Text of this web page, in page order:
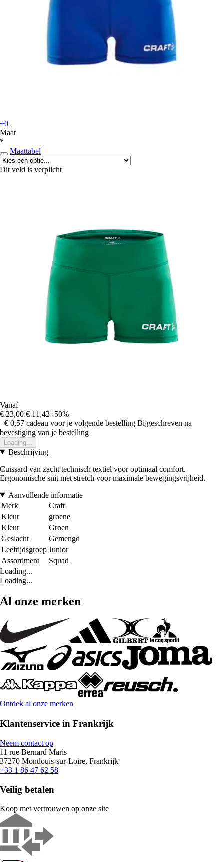
+0
Maat
*
Maattabel
Dit veld is verplicht
Vanaf
€ 23,00 € 11,42 -50%
+€ 0,57 cadeau voor je volgende bestelling Bijgeschreven na
bevestiging van je bestelling
Loading...
Beschrijving
Cuissard van zacht technisch textiel voor optimaal comfort.
Ergonomische snit met stretch voor maximale bewegingsvrijheid.
Aanvullende informatie
Merk
Craft
Kleur
groene
Kleur
Groen
Geslacht
Gemengd
Leeftijdsgroep Junior
Assortiment
Squad
Loading...
Loading...
Al onze merken
Ontdek al onze merken
Klantenservice in Frankrijk
Neem contact op
11 rue Bernard Maris
37270 Montlouis-sur-Loire, Frankrijk
+33 1 86 47 62 58
Veilig betalen
Koop met vertrouwen op onze site